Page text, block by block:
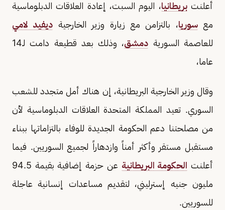
أعلنتبريطانيا، اليوم السبت، إعادة العلاقات الدبلوماسية
معسوريا، بالتزامن مع زيارة وزير الخارجية ديفيد لامي
للعاصمة السورية دمشق
، وذلك بعد قطيعة دامت لـ14
عاما،
وقال وزير الخارجية البريطانية، إن هناك أمل متجدد للشعب
السوري. تعيد المملكة المتحدة العلاقات الدبلوماسية لأن
من مصلحتنا دعم الحكومة الجديدة للوفاء بالتزاماتها ببناء
مستقبل مستقر وأكثر أمناً وازدهاراً لجميع السوريين. فيما
أعلنت الحكومة البريطانية
عن حزمة إضافية بقيمة 94.5
مليون جنيه إسترليني، لتقديم مساعدات إنسانية عاجلة
للسوريين.